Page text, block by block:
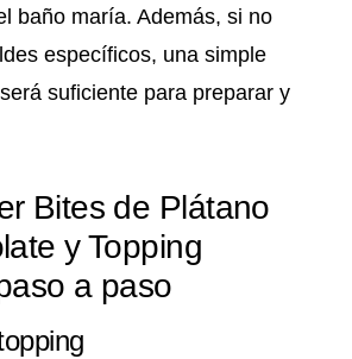
baño maría. Además, si no
específicos, una simple
suficiente para preparar y
Bites de Plátano
y Topping
a paso